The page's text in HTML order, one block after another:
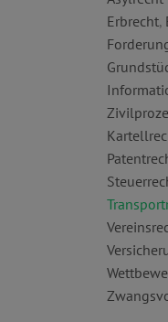
Erbrecht,